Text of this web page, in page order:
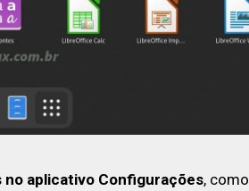
aplicativo Configurações, como